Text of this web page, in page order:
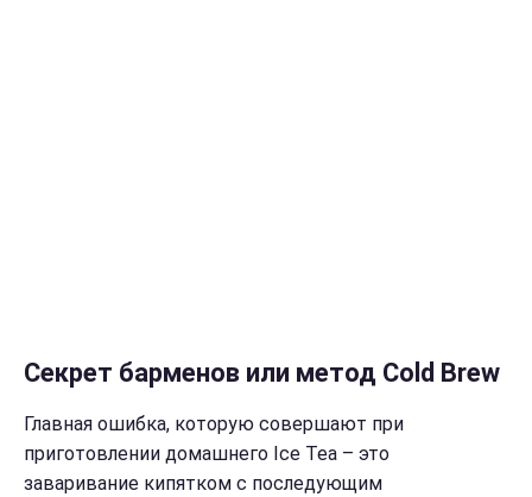
Секрет барменов или метод Cold Brew
Главная ошибка, которую совершают при
приготовлении домашнего Ice Tea – это
заваривание кипятком с последующим